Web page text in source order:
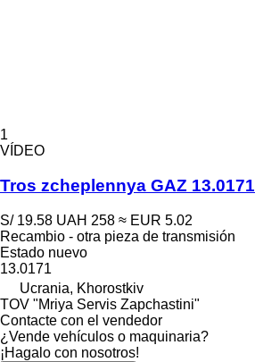
1
VÍDEO
Tros zcheplennya GAZ 13.0171
S/ 19.58 UAH 258 ≈ EUR 5.02
Recambio - otra pieza de transmisión
Estado nuevo
13.0171
Ucrania, Khorostkiv
TOV "Mriya Servis Zapchastini"
Contacte con el vendedor
¿Vende vehículos o maquinaria?
¡Hagalo con nosotros!